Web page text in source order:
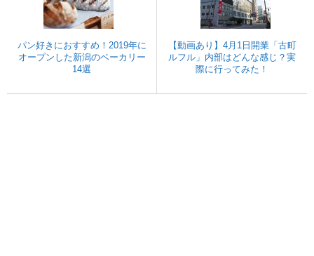
パン好きにおすすめ！2019年に
オープンした新潟のベーカリー
14選
【動画あり】4月1日開業「古町
ルフル」内部はどんな感じ？実
際に行ってみた！